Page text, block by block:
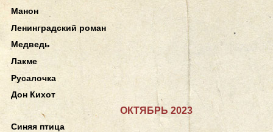
Манон
Ленинградский роман
Медведь
Лакме
Русалочка
Дон Кихот
ОКТЯБРЬ 2023
Синяя птица